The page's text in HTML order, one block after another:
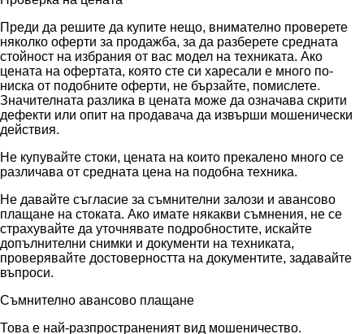
Преди да решите да купите нещо, внимателно проверете
няколко оферти за продажба, за да разберете средната
стойност на избрания от вас модел на техниката. Ако
цената на офертата, която сте си харесали е много по-
ниска от подобните оферти, не бързайте, помислете.
Значителната разлика в цената може да означава скрити
дефекти или опит на продавача да извърши мошенически
действия.
Не купувайте стоки, цената на които прекалено много се
различава от средната цена на подобна техника.
Не давайте съгласие за съмнителни залози и авансово
плащане на стоката. Ако имате някакви съмнения, не се
страхувайте да уточнявате подробностите, искайте
допълнителни снимки и документи на техниката,
проверявайте достоверността на документите, задавайте
въпроси.
Съмнително авансово плащане
Това е най-разпространеният вид мошеничество.